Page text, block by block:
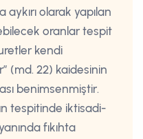
olarak yapılan
oranlar tespit
kendi
(md. 22) kaidesinin
benimsenmiştir.
tespitinde iktisadi-
fıkıhta